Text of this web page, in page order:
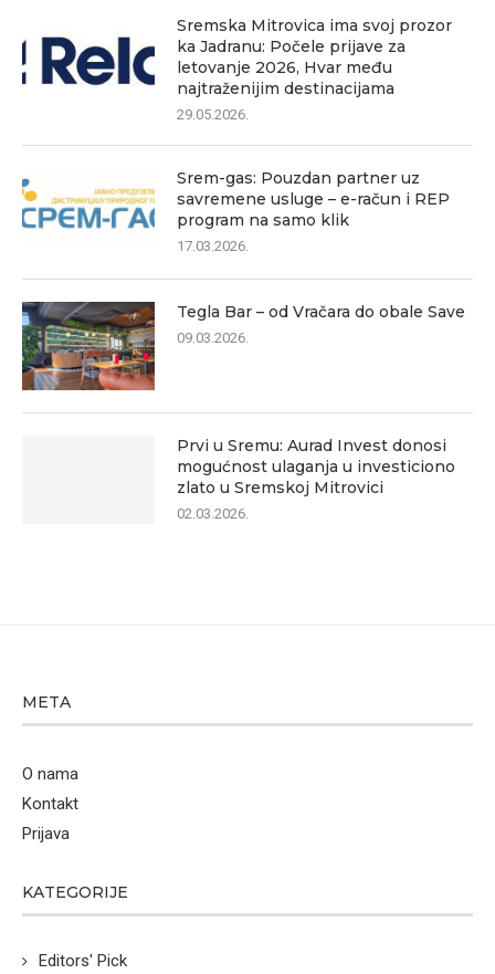
Sremska Mitrovica ima svoj prozor
ka Jadranu: Počele prijave za
letovanje 2026, Hvar među
najtraženijim destinacijama
29.05.2026.
Srem-gas: Pouzdan partner uz
savremene usluge – e-račun i REP
program na samo klik
17.03.2026.
Tegla Bar – od Vračara do obale Save
09.03.2026.
Prvi u Sremu: Aurad Invest donosi
mogućnost ulaganja u investiciono
zlato u Sremskoj Mitrovici
02.03.2026.
META
O nama
Kontakt
Prijava
KATEGORIJE
Editors' Pick